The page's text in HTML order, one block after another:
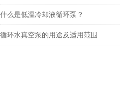
什么是低温冷却液循环泵？
循环水真空泵的用途及适用范围